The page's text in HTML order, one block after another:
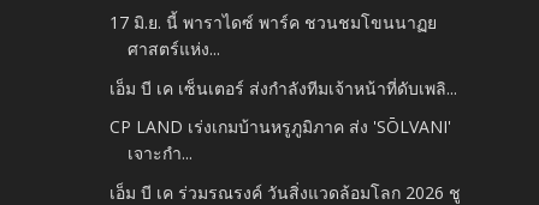
17 มิ.ย. นี้ พาราไดซ์ พาร์ค ชวนชมโขนนาฏย
ศาสตร์แห่ง...
เอ็ม บี เค เซ็นเตอร์ ส่งกำลังทีมเจ้าหน้าที่ดับเพลิ...
CP LAND เร่งเกมบ้านหรูภูมิภาค ส่ง 'SŌLVANI'
เจาะกำ...
เอ็ม บี เค ร่วมรณรงค์ วันสิ่งแวดล้อมโลก 2026 ชู